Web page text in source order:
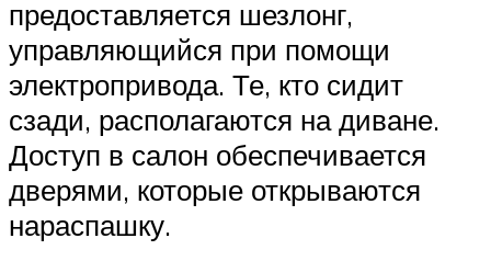
предоставляется шезлонг,
управляющийся при помощи
электропривода. Те, кто сидит
сзади, располагаются на диване.
Доступ в салон обеспечивается
дверями, которые открываются
нараспашку.